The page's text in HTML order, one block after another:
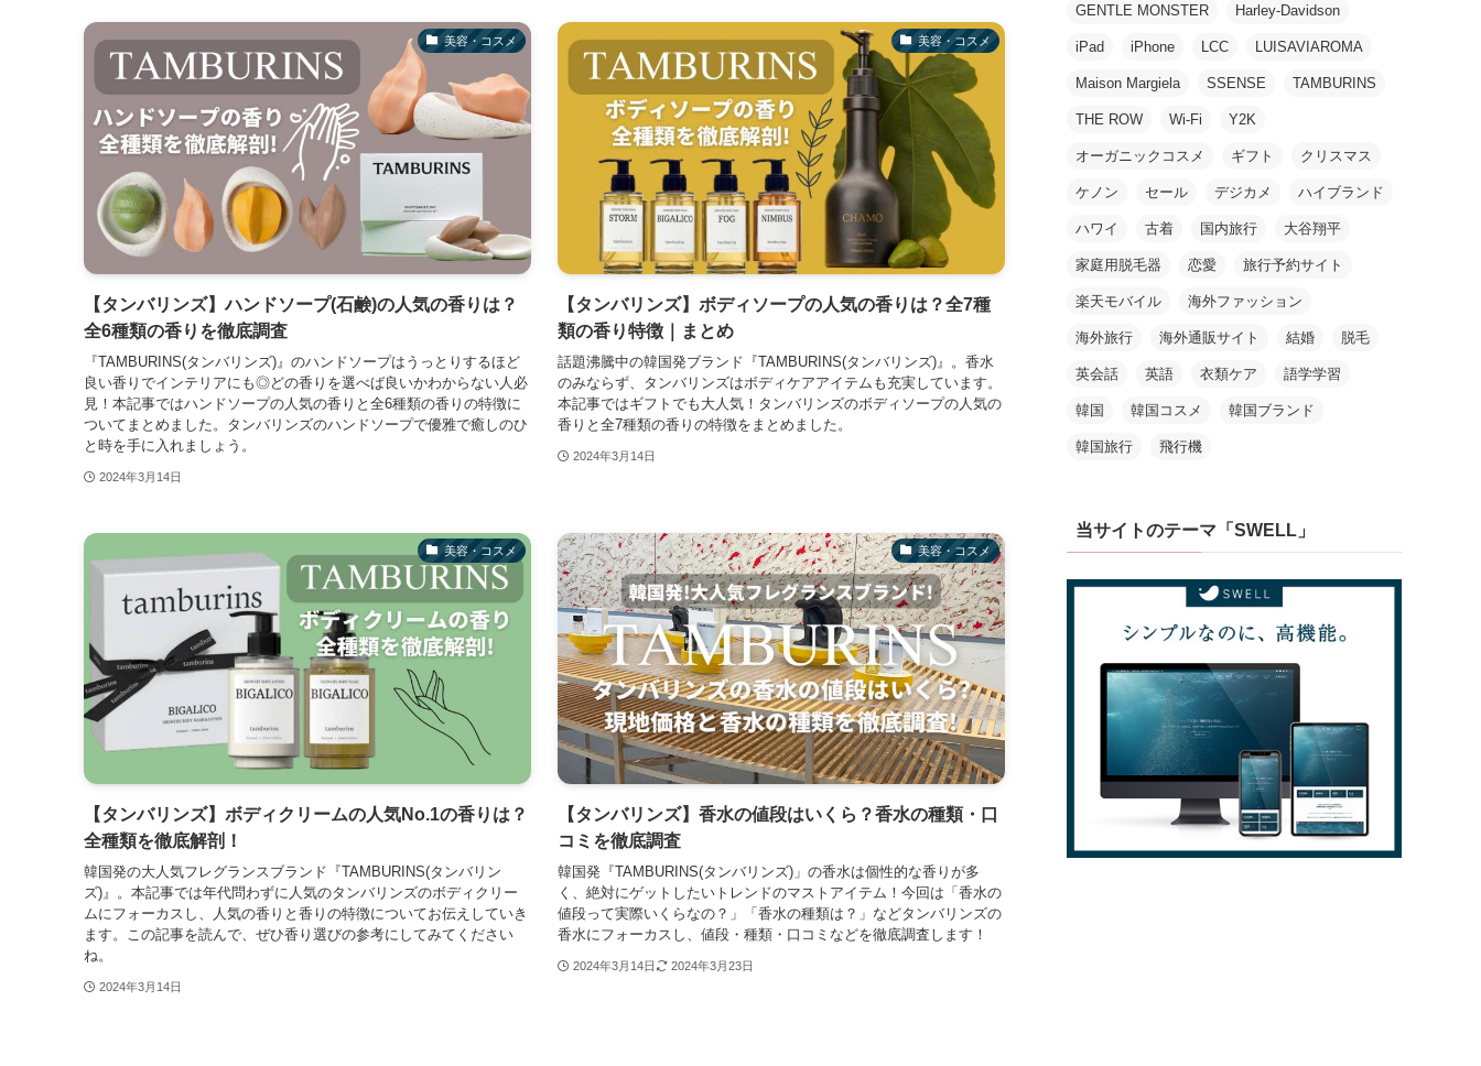
美容・コスメ
【タンバリンズ】ハンドソープ(石鹸)の人気の香りは？
全6種類の香りを徹底調査
『TAMBURINS(タンバリンズ)』のハンドソープはうっとりするほど
良い香りでインテリアにも◎どの香りを選べば良いかわからない人必
見！本記事ではハンドソープの人気の香りと全6種類の香りの特徴に
ついてまとめました。タンバリンズのハンドソープで優雅で癒しのひ
と時を手に入れましょう。
2024年3月14日
美容・コスメ
【タンバリンズ】ボディソープの人気の香りは？全7種
類の香り特徴｜まとめ
話題沸騰中の韓国発ブランド『TAMBURINS(タンバリンズ)』。香水
のみならず、タンバリンズはボディケアアイテムも充実しています。
本記事ではギフトでも大人気！タンバリンズのボディソープの人気の
香りと全7種類の香りの特徴をまとめました。
2024年3月14日
美容・コスメ
【タンバリンズ】ボディクリームの人気No.1の香りは？
全種類を徹底解剖！
韓国発の大人気フレグランスブランド『TAMBURINS(タンバリン
ズ)』。本記事では年代問わずに人気のタンバリンズのボディクリー
ムにフォーカスし、人気の香りと香りの特徴についてお伝えしていき
ます。この記事を読んで、ぜひ香り選びの参考にしてみてください
ね。
2024年3月14日
美容・コスメ
【タンバリンズ】香水の値段はいくら？香水の種類・口
コミを徹底調査
韓国発『TAMBURINS(タンバリンズ)」の香水は個性的な香りが多
く、絶対にゲットしたいトレンドのマストアイテム！今回は「香水の
値段って実際いくらなの？」「香水の種類は？」などタンバリンズの
香水にフォーカスし、値段・種類・口コミなどを徹底調査します！
2024年3月14日 2024年3月23日
GENTLE MONSTER Harley-Davidson
iPad iPhone LCC LUISAVIAROMA
Maison Margiela SSENSE TAMBURINS
THE ROW Wi-Fi Y2K
オーガニックコスメ ギフト クリスマス
ケノン セール デジカメ ハイブランド
ハワイ 古着 国内旅行 大谷翔平
家庭用脱毛器 恋愛 旅行予約サイト
楽天モバイル 海外ファッション
海外旅行 海外通販サイト 結婚 脱毛
英会話 英語 衣類ケア 語学学習
韓国 韓国コスメ 韓国ブランド
韓国旅行 飛行機
当サイトのテーマ「SWELL」